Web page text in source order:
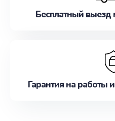
Бесплатный выезд
Гарантия на работы